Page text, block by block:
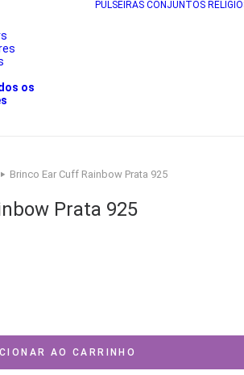
os
PULSEIRAS CONJUNTOS
Brinco Ear Cuff Rainbow Prata 925
Prata 925
AO CARRINHO